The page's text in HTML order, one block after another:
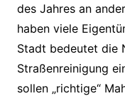
des Jahres an
haben viele
Stadt bedeutet die
Straßenreinigung
sollen „richtige“